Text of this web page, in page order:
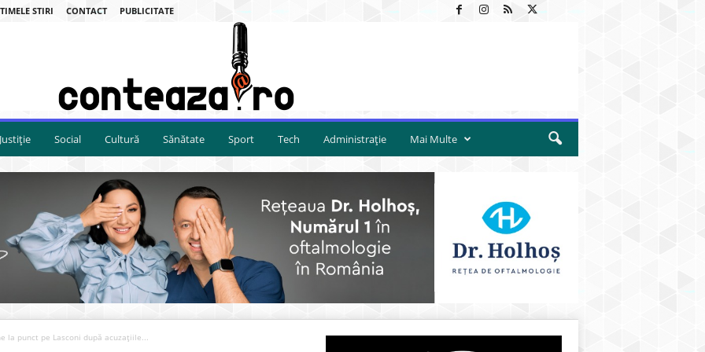
STIRI CONTACT PUBLICITATE
Justiție Social Cultură Sănătate Sport Tech Administrație Mai Multe
la punct pe Lasconi după acuzațiile...